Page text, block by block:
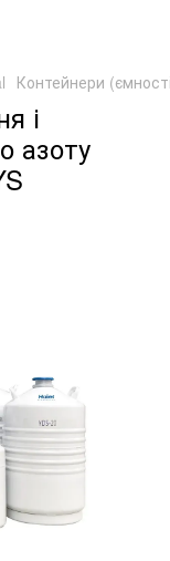
Контейнери
і
азоту